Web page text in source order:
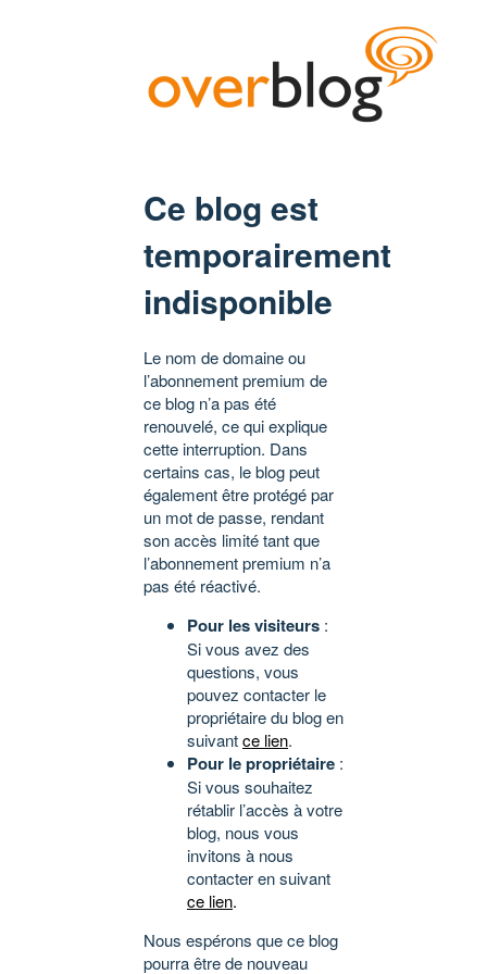
Ce blog est
temporairement
indisponible
Le nom de domaine ou
l’abonnement premium de
ce blog n’a pas été
renouvelé, ce qui explique
cette interruption. Dans
certains cas, le blog peut
également être protégé par
un mot de passe, rendant
son accès limité tant que
l’abonnement premium n’a
pas été réactivé.
Pour les visiteurs :
Si vous avez des
questions, vous
pouvez contacter le
propriétaire du blog en
suivantce lien.
Pour le propriétaire :
Si vous souhaitez
rétablir l’accès à votre
blog, nous vous
invitons à nous
contacter en suivant
ce lien.
Nous espérons que ce blog
pourra être de nouveau